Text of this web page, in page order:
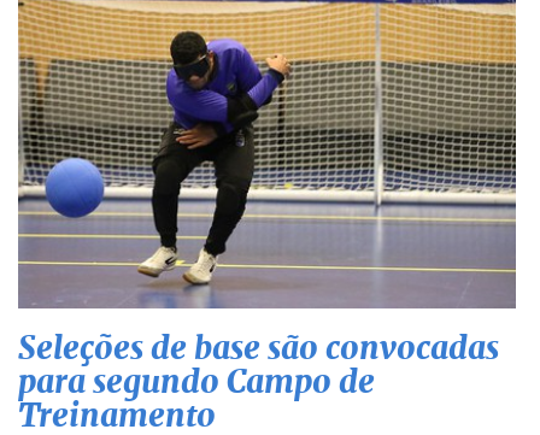
Seleções de base são convocadas
para segundo Campo de
Treinamento